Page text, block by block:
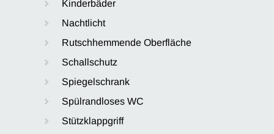
Kinderbäder
Nachtlicht
Rutschhemmende Oberfläche
Schallschutz
Spiegelschrank
Spülrandloses WC
Stützklappgriff